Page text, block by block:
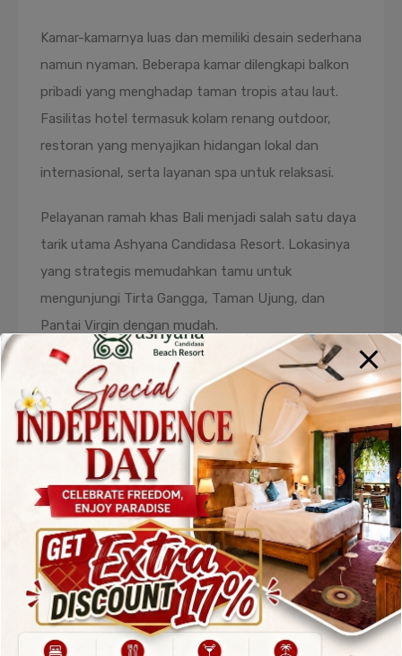
Kamar-kamarnya luas dan memiliki desain sederhana
namun nyaman. Beberapa kamar dilengkapi balkon
pribadi yang menghadap taman tropis atau laut.
Fasilitas hotel termasuk kolam renang outdoor,
restoran yang menyajikan hidangan lokal dan
internasional, serta layanan spa untuk relaksasi.
Pelayanan ramah khas Bali menjadi salah satu daya
tarik utama Ashyana Candidasa Resort. Lokasinya
yang strategis memudahkan tamu untuk
mengunjungi Tirta Gangga, Taman Ujung, dan
Pantai Virgin dengan mudah.
2. Rama Candidasa Resort & Spa
Rama Candidasa Resort & Spa merupakanhotel
candidasayang menggabungkan kenyamanan
modern dengan nuansa tradisional Bali. Dikelilingi
taman tropis yang hijau, hotel ini menawarkan
suasana tenang dan akses langsung ke pantai.
Fasilitas unggulan termasuk spa tepi pantai, kolam
renang dengan pemandangan laut, dan restoran
yang menyajikan hidangan Indonesia serta
internasional. Hotel ini sangat cocok untuk